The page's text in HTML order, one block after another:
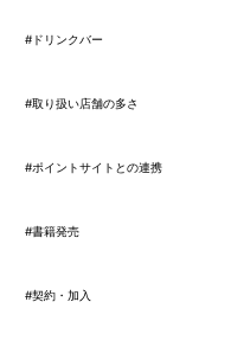
#ドリンクバー
#取り扱い店舗の多さ
#ポイントサイトとの連携
#書籍発売
#契約・加入